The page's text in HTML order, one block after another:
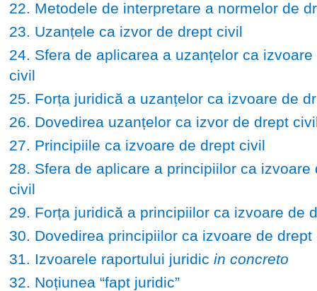
22. Metodele de interpretare a normelor de
23. Uzanțele ca izvor de drept civil
24. Sfera de aplicarea a uzanțelor ca izvoare
civil
25. Forța juridică a uzanțelor ca izvoare de
26. Dovedirea uzanțelor ca izvor de drept
27. Principiile ca izvoare de drept civil
28. Sfera de aplicare a principiilor ca izvoare
civil
29. Forța juridică a principiilor ca izvoare de
30. Dovedirea principiilor ca izvoare de drept
31. Izvoarele raportului juridic in concreto
32. Noțiunea “fapt juridic”